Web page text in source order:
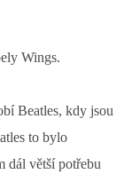
Wings.
Beatles, kdy jsou
to bylo
dál větší potřebu